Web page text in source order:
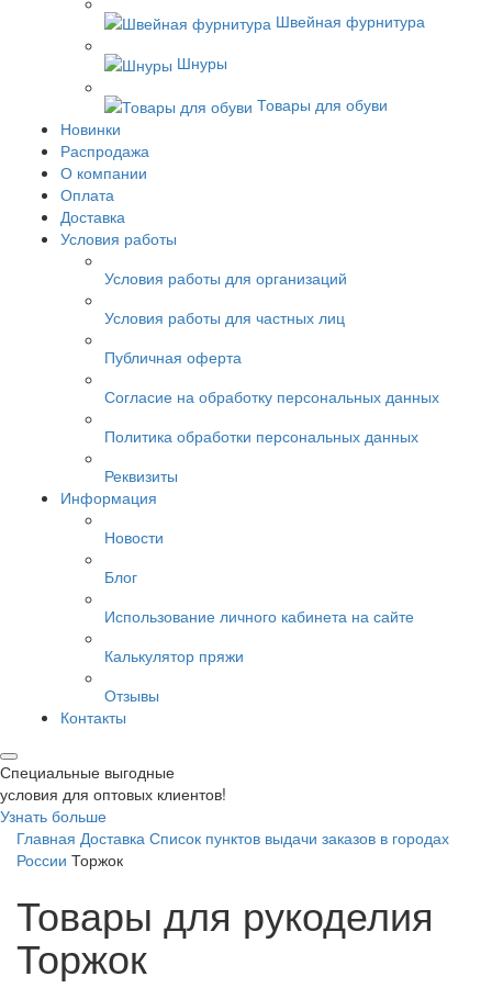
Швейная фурнитура
Шнуры
Товары для обуви
Новинки
Распродажа
О компании
Оплата
Доставка
Условия работы
Условия работы для организаций
Условия работы для частных лиц
Публичная оферта
Согласие на обработку персональных данных
Политика обработки персональных данных
Реквизиты
Информация
Новости
Блог
Использование личного кабинета на сайте
Калькулятор пряжи
Отзывы
Контакты
Специальные выгодные
условия для оптовых клиентов!
Узнать больше
Главная Доставка Список пунктов выдачи заказов в городах
России Торжок
Товары для рукоделия
Торжок